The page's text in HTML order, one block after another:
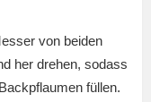
von beiden
her drehen, sodass
füllen.